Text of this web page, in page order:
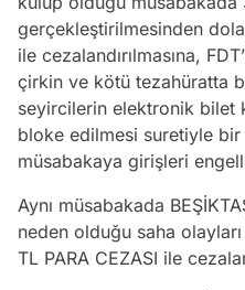
gerçekleştirilmesinden
ile cezalandırılmasına,
çirkin ve kötü tezahüratta
seyircilerin elektronik bilet
bloke edilmesi suretiyle
müsabakaya girişleri
Aynı müsabakada
neden olduğu saha
TL PARA CEZASI ile